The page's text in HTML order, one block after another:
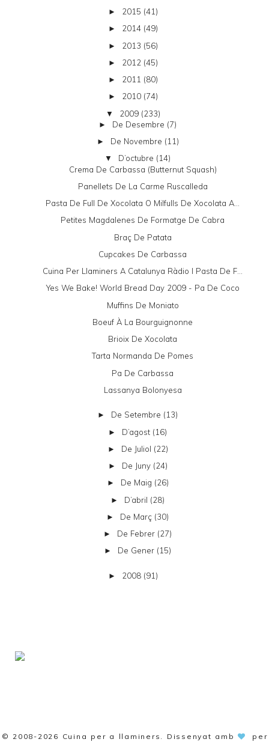
► 2015 (41)
► 2014 (49)
► 2013 (56)
► 2012 (45)
► 2011 (80)
► 2010 (74)
▼ 2009 (233)
► De Desembre (7)
► De Novembre (11)
▼ D’octubre (14)
Crema De Carbassa (butternut Squash)
Panellets De La Carme Ruscalleda
Pasta De Full De Xocolata O Milfulls De Xocolata A...
Petites Magdalenes De Formatge De Cabra
Braç De Patata
Cupcakes De Carbassa
Cuina Per Llaminers A Catalunya Ràdio I Pasta De F...
Yes We Bake! World Bread Day 2009 - Pa De Coco
Muffins De Moniato
Boeuf À La Bourguignonne
Brioix De Xocolata
Tarta Normanda De Pomes
Pa De Carbassa
Lassanya Bolonyesa
► De Setembre (13)
► D’agost (16)
► De Juliol (22)
► De Juny (24)
► De Maig (26)
► D’abril (28)
► De Març (30)
► De Febrer (27)
► De Gener (15)
► 2008 (91)
© 2008-2026 Cuina per a llaminers . Dissenyat amb per